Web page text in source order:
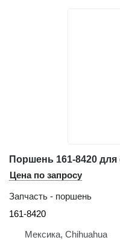
Цена по запросу
Запчасть - поршень
161-8420
Мексика, Chihuahua